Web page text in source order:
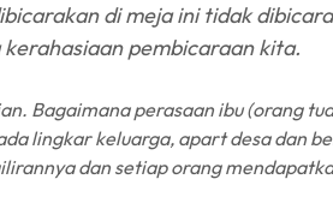
di meja ini tidak
pembicaraan kita.
Bagaimana perasaan ibu (orang
lingkar keluarga, apart desa dan
dan setiap orang